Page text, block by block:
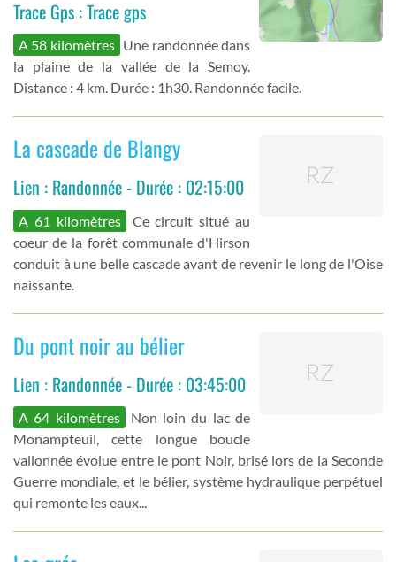
Trace Gps : Trace gps
A 58 kilomètres Une randonnée dans
la plaine de la vallée de la Semoy.
Distance : 4 km. Durée : 1h30. Randonnée facile.
La cascade de Blangy
Lien : Randonnée - Durée : 02:15:00
A 61 kilomètres
Ce circuit situé au
coeur de la forêt communale d'Hirson
conduit à une belle cascade avant de revenir le long de l'Oise
naissante.
Du pont noir au bélier
Lien : Randonnée - Durée : 03:45:00
A 64 kilomètres
Non loin du lac de
Monampteuil, cette longue boucle
vallonnée évolue entre le pont Noir, brisé lors de la Seconde
Guerre mondiale, et le bélier, système hydraulique perpétuel
qui remonte les eaux...